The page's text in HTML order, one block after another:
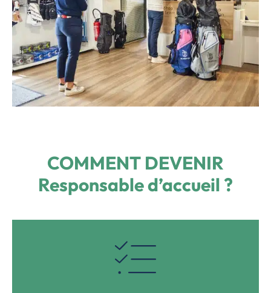
COMMENT DEVENIR
Responsable d’accueil ?